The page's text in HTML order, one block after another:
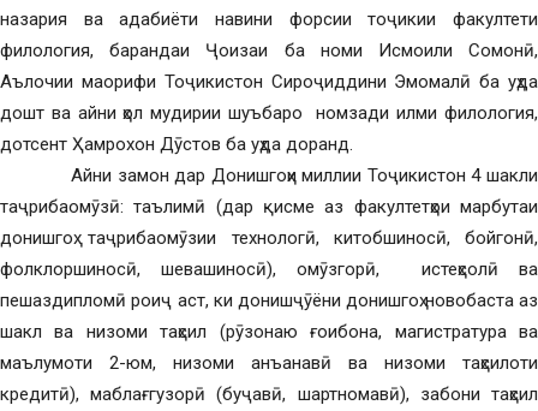
назария ва адабиёти навини форсии тоҷикии факултети
филология, барандаи Ҷоизаи ба номи Исмоили Сомонӣ,
Аълочии маорифи Тоҷикистон Сироҷиддини Эмомалӣ ба уҳда
дошт ва айни ҳол мудирии шуъбаро номзади илми филология,
дотсент Ҳамрохон Дӯстов ба уҳда доранд.
Айни замон дар Донишгоҳи миллии Тоҷикистон 4 шакли
таҷрибаомӯзӣ: таълимӣ (дар қисме аз факултетҳои марбутаи
донишгоҳ таҷрибаомӯзии технологӣ, китобшиносӣ, бойгонӣ,
фолклоршиносӣ, шевашиносӣ), омӯзгорӣ, истеҳсолӣ ва
пешаздипломӣ роиҷ аст, ки донишҷӯёни донишгоҳ новобаста аз
шакл ва низоми таҳсил (рӯзонаю ғоибона, магистратура ва
маълумоти 2-юм, низоми анъанавӣ ва низоми таҳсилоти
кредитӣ), маблағгузорӣ (буҷавӣ, шартномавӣ), забони таҳсил